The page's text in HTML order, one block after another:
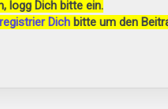
logg Dich bitte ein.
registrier Dich bitte um den